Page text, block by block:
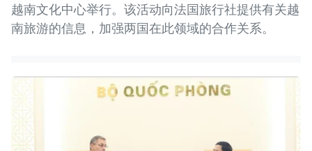
越南文化中心举行。该活动向法国旅行社提供有关越
南旅游的信息，加强两国在此领域的合作关系。